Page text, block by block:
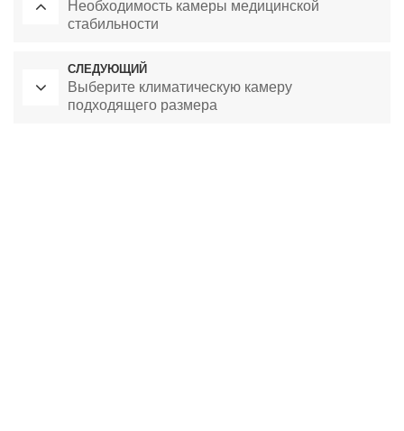
Необходимость камеры медицинской
стабильности
СЛЕДУЮЩИЙ
Выберите климатическую камеру
подходящего размера